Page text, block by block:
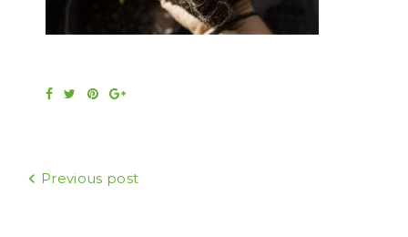
Facebook
TwitterPinterestGoogle+
Навигация
Previous post